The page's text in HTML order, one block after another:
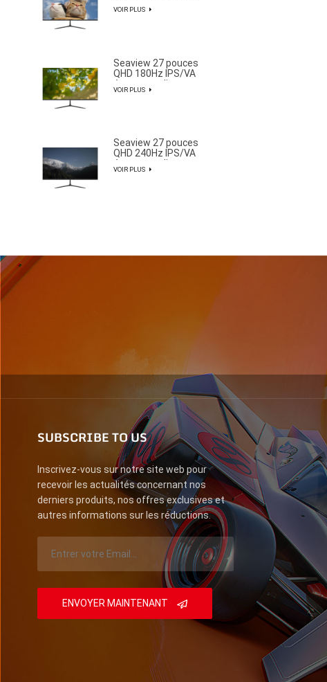
mural large gamme de
VOIR PLUS
Seaview 27 pouces
QHD 180Hz IPS/VA
écran non clignotant
mural large gamme de
VOIR PLUS
Seaview 27 pouces
QHD 240Hz IPS/VA
écran non clignotant
mural large gamme de
VOIR PLUS
SUBSCRIBE TO US
Inscrivez-vous sur notre site web pour
recevoir les actualités concernant nos
derniers produits, nos offres exclusives et
autres informations sur les réductions.
ENVOYER MAINTENANT